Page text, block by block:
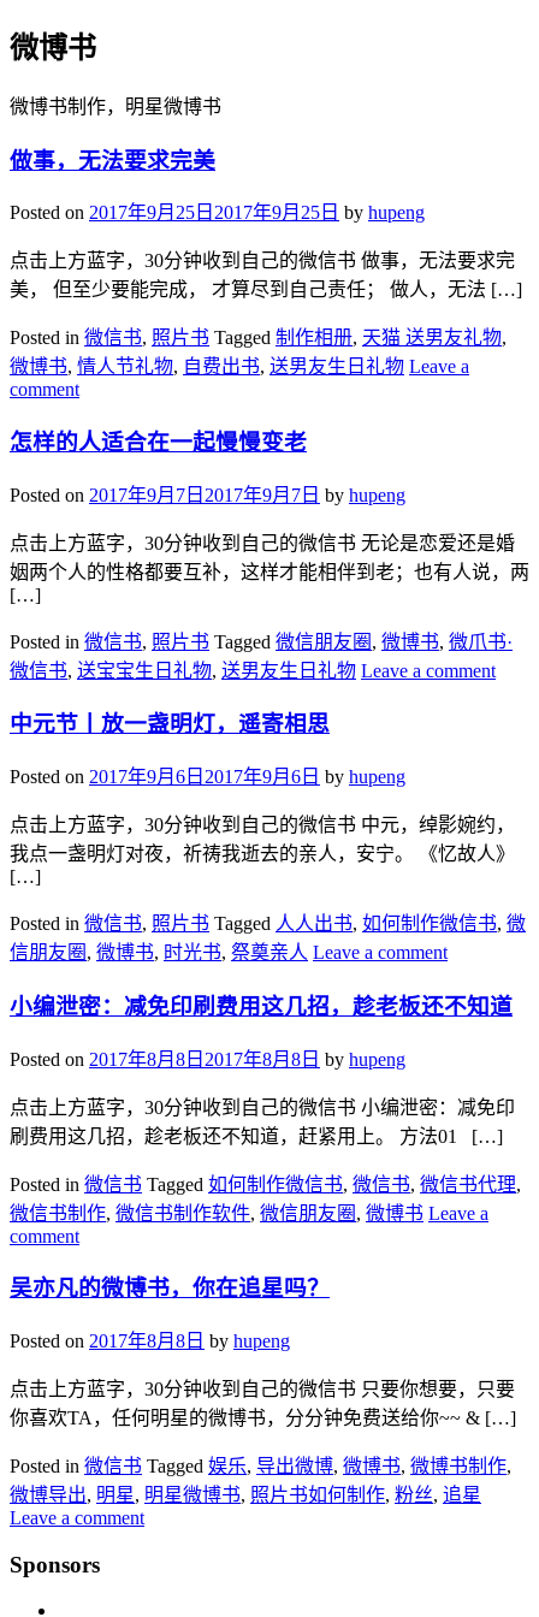
微博书
微博书制作，明星微博书
做事，无法要求完美
Posted on 2017年9月25日 2017年9月25日 by hupeng
点击上方蓝字，30分钟收到自己的微信书 做事，无法要求完
美， 但至少要能完成， 才算尽到自己责任； 做人，无法 […]
Posted in 微信书, 照片书 Tagged 制作相册, 天猫 送男友礼物,
微博书, 情人节礼物, 自费出书, 送男友生日礼物 Leave a
comment
怎样的人适合在一起慢慢变老
Posted on 2017年9月7日 2017年9月7日 by hupeng
点击上方蓝字，30分钟收到自己的微信书 无论是恋爱还是婚
姻两个人的性格都要互补，这样才能相伴到老；也有人说，两
[…]
Posted in 微信书, 照片书 Tagged 微信朋友圈 , 微博书, 微爪书·
微信书, 送宝宝生日礼物, 送男友生日礼物 Leave a comment
中元节丨放一盏明灯，遥寄相思
Posted on 2017年9月6日 2017年9月6日 by hupeng
点击上方蓝字，30分钟收到自己的微信书 中元，绰影婉约，
我点一盏明灯对夜，祈祷我逝去的亲人，安宁。 《忆故人》
[…]
Posted in 微信书, 照片书 Tagged 人人出书, 如何制作微信书, 微
信朋友圈 , 微博书, 时光书, 祭奠亲人 Leave a comment
小编泄密：减免印刷费用这几招，趁老板还不知道
Posted on 2017年8月8日 2017年8月8日 by hupeng
点击上方蓝字，30分钟收到自己的微信书 小编泄密：减免印
刷费用这几招，趁老板还不知道，赶紧用上。 方法01 […]
Posted in 微信书 Tagged 如何制作微信书, 微信书, 微信书代理,
微信书制作, 微信书制作软件, 微信朋友圈 , 微博书 Leave a
comment
吴亦凡的微博书，你在追星吗？
Posted on 2017年8月8日 by hupeng
点击上方蓝字，30分钟收到自己的微信书 只要你想要，只要
你喜欢TA，任何明星的微博书，分分钟免费送给你~~ & […]
Posted in 微信书 Tagged 娱乐, 导出微博, 微博书, 微博书制作,
微博导出, 明星, 明星微博书, 照片书如何制作, 粉丝, 追星
Leave a comment
Sponsors